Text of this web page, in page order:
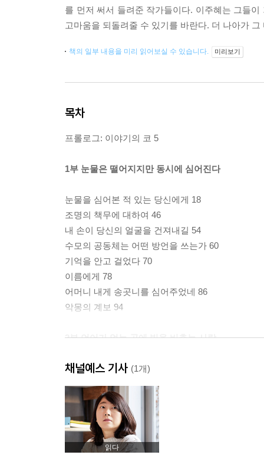
를 먼저 써서 들려준 작가들이다. 이주혜는 그들
고마움을 되돌려줄 수 있기를 바란다. 더 나아가
책의 일부 내용을 미리 읽어보실 수 있습니다. 미리보기
목차
프롤로그: 이야기의 코 5
1부 눈물은 떨어지지만 동시에 심어진다
눈물을 심어본 적 있는 당신에게 18
조명의 책무에 대하여 46
내 손이 당신의 얼굴을 건져내길 54
수모의 공동체는 어떤 방언을 쓰는가 60
기억을 안고 걸었다 70
이름에게 78
어머니 내게 송곳니를 심어주었네 86
악몽의 계보 94
2부 언어가 없는 곳에 빛을 비추는 사람
고통을 피우다 108
빛의 언어를 찾아서 122
엄마가 된 여자는 모두 쓰는 사람이다 136
손전등 하나의 역할을 통해 150
정체성 찾기가 요구하는 대가 164
순환하는 돌봄에 관하여 178
채널예스 기사 (1개)
읽다